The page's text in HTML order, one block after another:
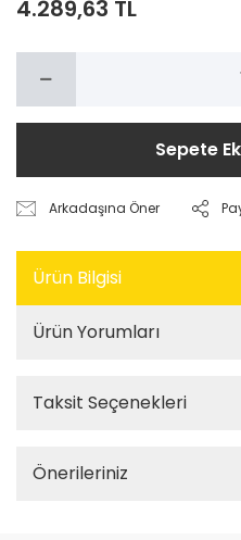
4.289,63 TL
Sepete
Arkadaşına Öner
Ürün Bilgisi
Ürün Yorumları
Taksit Seçenekleri
Önerileriniz